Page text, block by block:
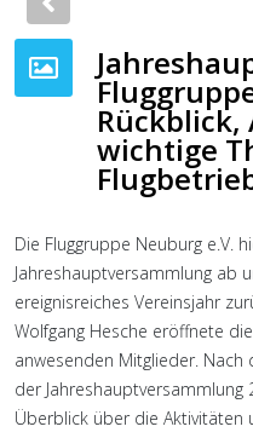
Previous
Rückblick,
wichtige
Die Fluggruppe Neuburg e.V.
Jahreshauptversammlung ab
ereignisreiches Vereinsjahr
Wolfgang Hesche eröffnete
anwesenden Mitglieder.
der
Überblick über die Aktivitäten